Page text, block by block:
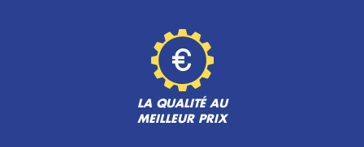
LA QUALITÉ AU
MEILLEUR PRIX